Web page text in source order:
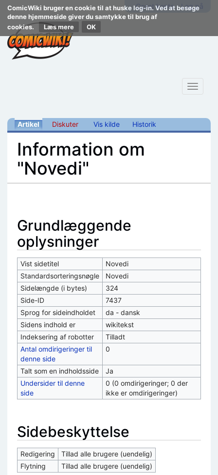
ComicWiki bruger en cookie til at huske log-in. Ved at besøge
denne hjemmeside giver du samtykke til brug af
cookies.
Læs mere
Opret konto Log på
Toggle
Artikel Diskuter Vis kilde Historik
Information om
"Novedi"
Grundlæggende
oplysninger
Vist sidetitel
Novedi
Standardsorteringsnøgle
Novedi
Sidelængde (i bytes)
324
Side-ID
7437
Sprog for sideindholdet
da - dansk
Sidens indhold er
wikitekst
Indeksering af robotter
Tilladt
Antal omdirigeringer til
denne side
0
Talt som en indholdsside
Ja
Undersider til denne
side
0 (0 omdirigeringer; 0 der
ikke er omdirigeringer)
Sidebeskyttelse
Redigering
Tillad alle brugere (uendelig)
Flytning
Tillad alle brugere (uendelig)